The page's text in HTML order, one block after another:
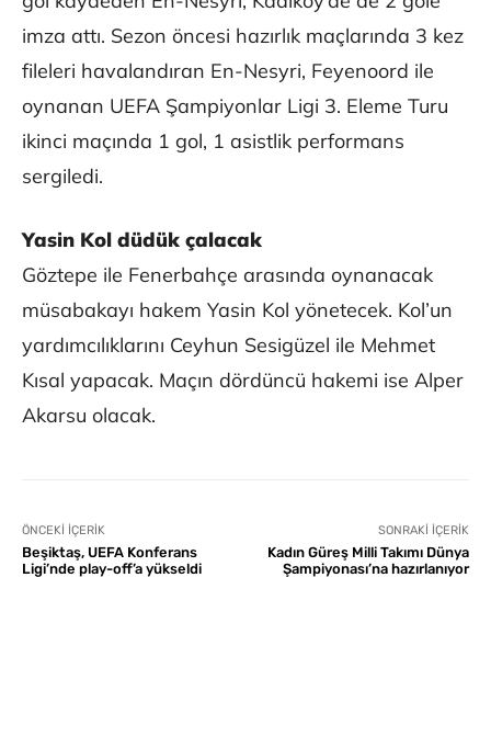
imza attı. Sezon öncesi hazırlık maçlarında 3 kez
fileleri havalandıran En-Nesyri, Feyenoord ile
oynanan UEFA Şampiyonlar Ligi 3. Eleme Turu
ikinci maçında 1 gol, 1 asistlik performans
sergiledi.
Yasin Kol düdük çalacak
Göztepe ile Fenerbahçe arasında oynanacak
müsabakayı hakem Yasin Kol yönetecek. Kol’un
yardımcılıklarını Ceyhun Sesigüzel ile Mehmet
Kısal yapacak. Maçın dördüncü hakemi ise Alper
Akarsu olacak.
ÖNCEKI İÇERIK
Beşiktaş, UEFA Konferans
Ligi’nde play-off’a yükseldi
SONRAKI İÇERIK
Kadın Güreş Milli Takımı Dünya
Şampiyonası’na hazırlanıyor